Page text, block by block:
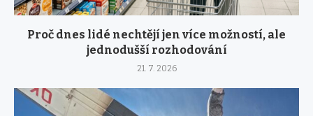
Proč dnes lidé nechtějí jen více možností, ale
jednodušší rozhodování
21. 7. 2026